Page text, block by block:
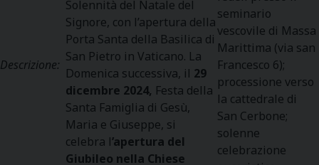
Descrizione:
Solennità del Natale del
Signore, con l’apertura della
Porta Santa della Basilica di
San Pietro in Vaticano. La
Domenica successiva, il 29
dicembre 2024, Festa della
Santa Famiglia di Gesù,
Maria e Giuseppe, si
celebra l’apertura del
Giubileo nella Chiese
seminario
vescovile di Massa
Marittima (via san
Francesco 6);
processione verso
la cattedrale di
San Cerbone;
solenne
celebrazione